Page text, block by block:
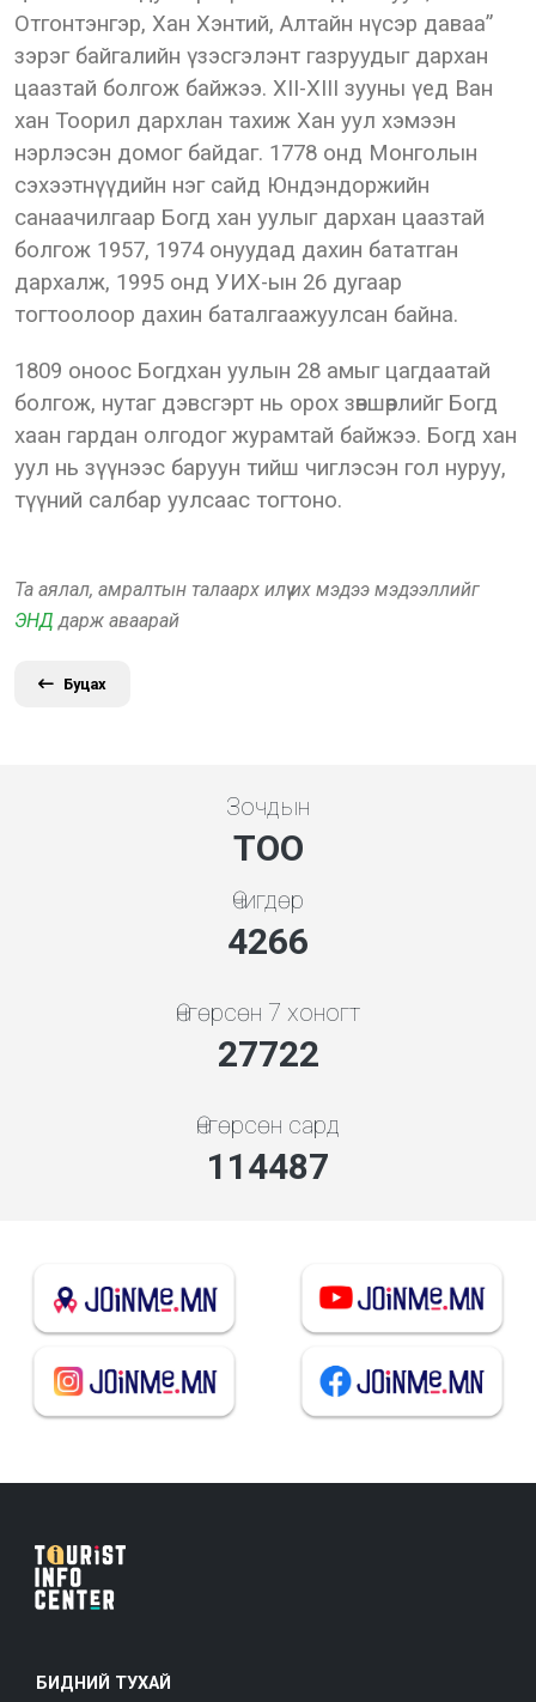
Отгонтэнгэр, Хан Хэнтий, Алтайн нүсэр даваа”
зэрэг байгалийн үзэсгэлэнт газруудыг дархан
цаазтай болгож байжээ. XII-XIII зууны үед Ван
хан Тоорил дархлан тахиж Хан уул хэмээн
нэрлэсэн домог байдаг. 1778 онд Монголын
сэхээтнүүдийн нэг сайд Юндэндоржийн
санаачилгаар Богд хан уулыг дархан цаазтай
болгож 1957, 1974 онуудад дахин бататган
дархалж, 1995 онд УИХ-ын 26 дугаар
тогтоолоор дахин баталгаажуулсан байна.
1809 оноос Богдхан уулын 28 амыг цагдаатай
болгож, нутаг дэвсгэрт нь орох зөвшөөрлийг Богд
хаан гардан олгодог журамтай байжээ. Богд хан
уул нь зүүнээс баруун тийш чиглэсэн гол нуруу,
түүний салбар уулсаас тогтоно.
Та аялал, амралтын талаарх илүү их мэдээ мэдээллийг
ЭНД дарж аваарай
Буцах
Зочдын
ТОО
Өчигдөр
5119
Өнгөрсөн 7 хоногт
33266
Өнгөрсөн сард
137384
БИДНИЙ ТУХАЙ